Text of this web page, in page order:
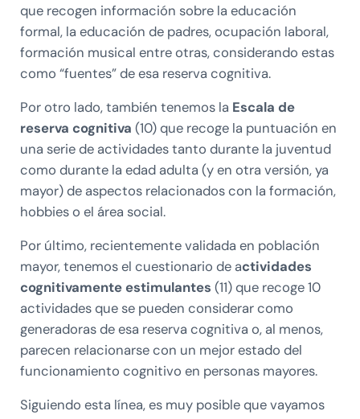
que recogen información sobre la educación
formal, la educación de padres, ocupación laboral,
formación musical entre otras, considerando estas
como “fuentes” de esa reserva cognitiva.
Por otro lado, también tenemos la Escala de
reserva cognitiva (10) que recoge la puntuación en
una serie de actividades tanto durante la juventud
como durante la edad adulta (y en otra versión, ya
mayor) de aspectos relacionados con la formación,
hobbies o el área social.
Por último, recientemente validada en población
mayor, tenemos el cuestionario de actividades
cognitivamente estimulantes (11) que recoge 10
actividades que se pueden considerar como
generadoras de esa reserva cognitiva o, al menos,
parecen relacionarse con un mejor estado del
funcionamiento cognitivo en personas mayores.
Siguiendo esta línea, es muy posible que vayamos